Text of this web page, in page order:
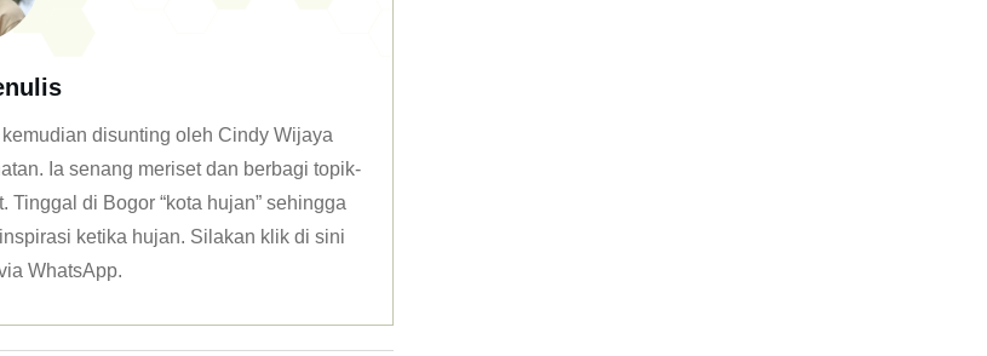
disunting oleh Cindy Wijaya
Ia senang meriset dan berbagi topik-
di Bogor “kota hujan” sehingga
ketika hujan. Silakan klik di sini
WhatsApp.